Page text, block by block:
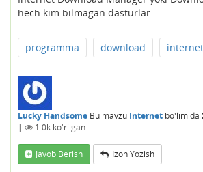
hech kim bilmagan dasturlar...
programma download internet
Lucky Handsome Bu mavzu Internet bo'limida
|
1.0k ko'rilgan
Javob Berish Izoh Yozish